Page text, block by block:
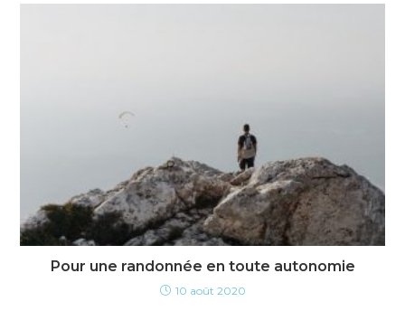
Pour une randonnée en toute autonomie
10 août 2020